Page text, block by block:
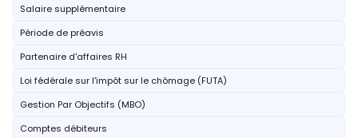
Salaire supplémentaire
Période de préavis
Partenaire d'affaires RH
Loi fédérale sur l'impôt sur le chômage (FUTA)
Gestion Par Objectifs (MBO)
Comptes débiteurs